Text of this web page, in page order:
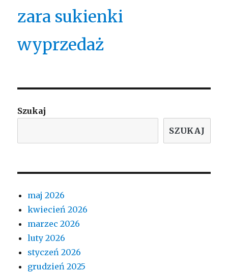
zara sukienki
wyprzedaż
Szukaj
SZUKAJ
maj 2026
kwiecień 2026
marzec 2026
luty 2026
styczeń 2026
grudzień 2025